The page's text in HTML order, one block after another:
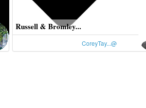
Russell & Bromley...
CoreyTay...@